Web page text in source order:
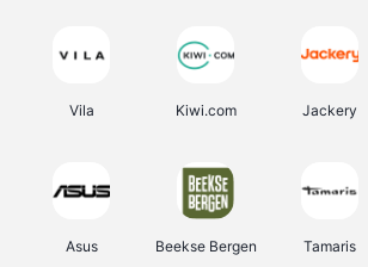
Vila Kiwi.com Jackery
Asus Beekse Bergen Tamaris